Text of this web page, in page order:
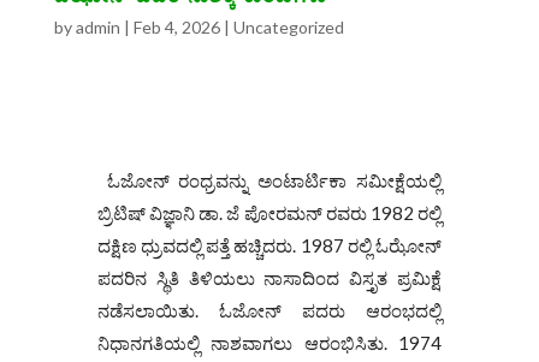
byadmin | Feb 4, 2026| Uncategorized
ಓಜೋನ್‌ ರಂಧ್ರವನ್ನು ಅಂಟಾರ್ಟಿಕಾ ಸಮೀಕ್ಷೆಯಲ್ಲಿ
ಬ್ರಿಟಿಷ್ ವಿಜ್ಞಾನಿ ಡಾ. ಜೆ ಪೋರಮನ್ ರವರು 1982 ರಲ್ಲಿ
ದಕ್ಷಿಣ ಧ್ರುವದಲ್ಲಿ ಪತ್ತೆ ಹಚ್ಚಿದರು. 1987 ರಲ್ಲಿ ಓಝೋನ್
ಪದರಿನ ಸ್ಥಿತಿ ತಿಳಿಯಲು ನಾಸಾದಿಂದ ವಿಸ್ತೃತ ಪ್ರಮಿಕ್ಷೆ
ನಡೆಸಲಾಯಿತು. ಓಜೋನ್‌ ಪದರು ಆರಂಭದಲ್ಲಿ
ನಿಧಾನಗತಿಯಲ್ಲಿ ನಾಶವಾಗಲು ಆರಂಭಿಸಿತು. 1974